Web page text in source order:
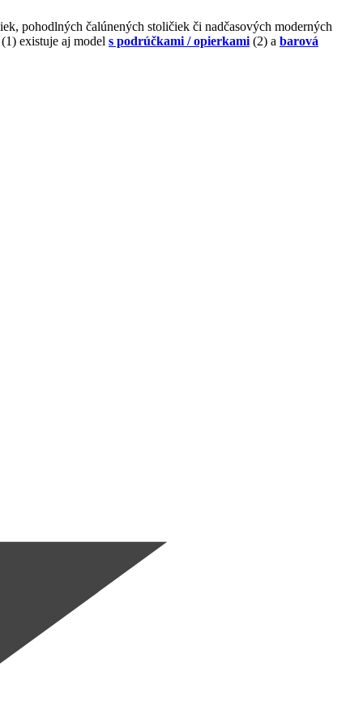
pohodlných čalúnených stoličiek či nadčasových moderných
existuje aj model s podrúčkami / opierkami (2) a barová